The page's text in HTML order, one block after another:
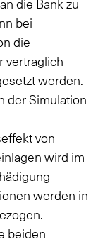
die Bank zu
bei
die
vertraglich
werden.
der Simulation
von
wird im
werden in
beiden